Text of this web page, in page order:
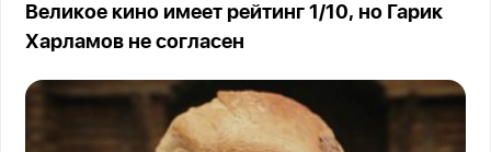
Великое кино имеет рейтинг 1/10, но Гарик
Харламов не согласен